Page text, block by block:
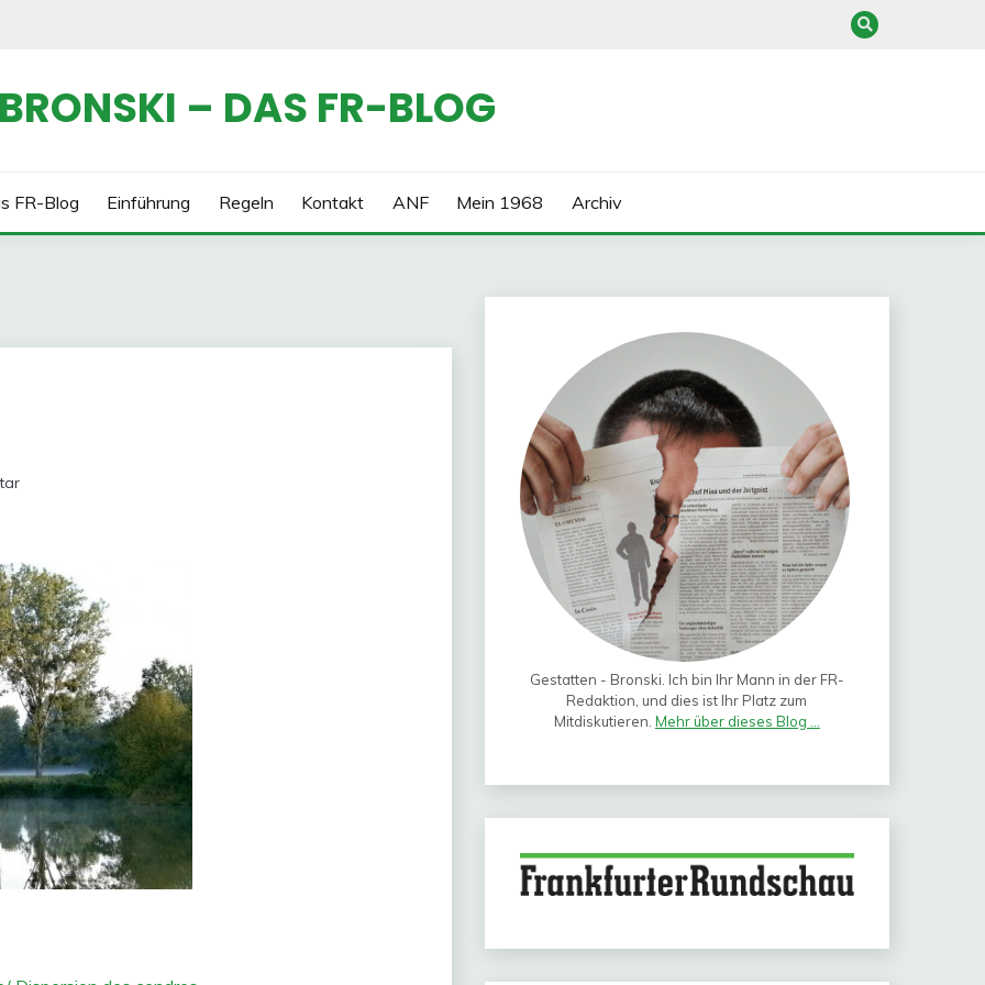
– DAS FR-BLOG
FR-Blog Einführung Regeln Kontakt ANF Mein 1968 Archiv
Gestatten - Bronski. Ich bin Ihr Mann in der FR-
Redaktion, und dies ist Ihr Platz zum
Mitdiskutieren. Mehr über dieses Blog ...